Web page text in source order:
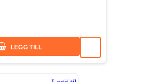
LEGG TILL